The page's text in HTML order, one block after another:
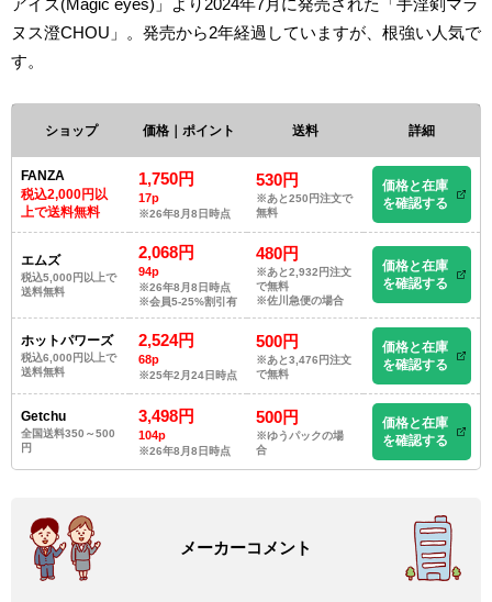
アイズ(Magic eyes)」より2024年7月に発売された「手淫剣マラ
ヌス澄CHOU」。発売から2年経過していますが、根強い人気で
す。
ショップ 価格｜ポイント 送料 詳細
FANZA
税込2,000円以
上で送料無料
1,750円
17p
※26年8月8日時点
530円
※あと250円注文で
無料
価格と在庫
を確認する
エムズ
税込5,000円以上で
送料無料
2,068円
94p
※26年8月8日時点
※会員5-25%割引有
480円
※あと2,932円注文
で無料
※佐川急便の場合
価格と在庫
を確認する
ホットパワーズ
税込6,000円以上で
送料無料
2,524円
68p
※25年2月24日時点
500円
※あと3,476円注文
で無料
価格と在庫
を確認する
Getchu
全国送料350～500
円
3,498円
104p
※26年8月8日時点
500円
※ゆうパックの場
合
価格と在庫
を確認する